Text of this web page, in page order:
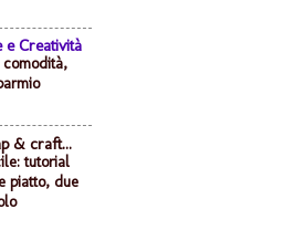
e Creatività
comodità,
& craft...
tutorial
piatto, due